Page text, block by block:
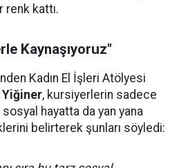
renk kattı.
Kaynaşıyoruz"
Kadın El İşleri Atölyesi
Yiğiner, kursiyerlerin sadece
hayatta da yan yana
belirterek şunları söyledi: